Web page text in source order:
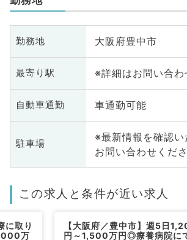
勤務地 大阪府豊中市
最寄り駅 ※詳細はお問い合わ
自動車通勤 車通勤可能
駐車場
※最新情報を確認
お問い合わせくだ
この求人と条件が近い求人
に取り
万
【大阪府／豊中市】週5日
円～1,500万円◎療養病院に